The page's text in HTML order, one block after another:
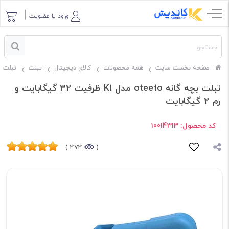
ورود یا عضویت
صفحه نخست سایت همه محصولات کالای دیجیتال تبلت تبلت Oteeto
تبلت بچه گانه oteeto مدل K1 ظرفیت 32 گیگابایت و
رم 2 گیگابایت
کد محصول: 10014313
(
474 )